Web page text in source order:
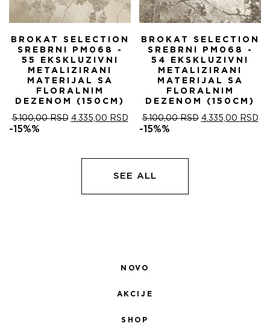
BROKAT SELECTION
SREBRNI PM068 -
55 EKSKLUZIVNI
METALIZIRANI
MATERIJAL SA
FLORALNIM
DEZENOM (150CM)
5.100,00RSD ОРИГИНАЛНА
5.100,00 RSD.
4.335,00 RSDТРЕНУТНА
ЦЕНА
-15%%
BROKAT SELECTION
SREBRNI PM068 -
54 EKSKLUZIVNI
METALIZIRANI
MATERIJAL SA
FLORALNIM
DEZENOM (150CM)
5.100,00RSD ОРИГИНАЛНА
4.335,00 RSD
-15%%
SEE ALL
NOVO
AKCIJE
SHOP